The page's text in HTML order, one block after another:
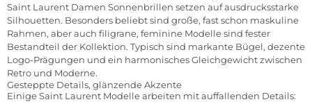
Saint Laurent Damen Sonnenbrillen setzen auf ausdrucksstarke
Silhouetten. Besonders beliebt sind große, fast schon maskuline
Rahmen, aber auch filigrane, feminine Modelle sind fester
Bestandteil der Kollektion. Typisch sind markante Bügel, dezente
Logo-Prägungen und ein harmonisches Gleichgewicht zwischen
Retro und Moderne.
Gesteppte Details, glänzende Akzente
Einige Saint Laurent Modelle arbeiten mit auffallenden Details: